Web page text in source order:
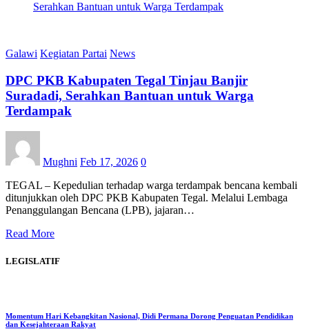
Serahkan Bantuan untuk Warga Terdampak
Galawi Kegiatan Partai News
DPC PKB Kabupaten Tegal Tinjau Banjir
Suradadi, Serahkan Bantuan untuk Warga
Terdampak
Mughni Feb 17, 2026 0
TEGAL – Kepedulian terhadap warga terdampak bencana kembali
ditunjukkan oleh DPC PKB Kabupaten Tegal. Melalui Lembaga
Penanggulangan Bencana (LPB), jajaran…
Read More
LEGISLATIF
Momentum Hari Kebangkitan Nasional, Didi Permana Dorong Penguatan Pendidikan
dan Kesejahteraan Rakyat